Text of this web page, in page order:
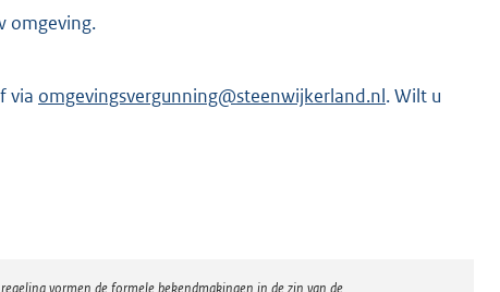
n
omgeving.
via omgevingsvergunning@steenwijkerland.nl. Wilt u
vormen de formele bekendmakingen in de zin van de